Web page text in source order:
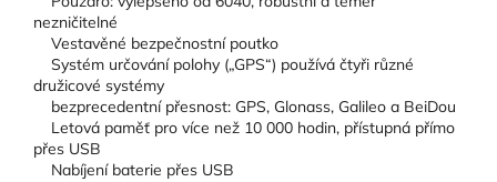
nezničitelné
Vestavěné bezpečnostní poutko
Systém určování polohy („GPS“) používá čtyři různé
družicové systémy
bezprecedentní přesnost: GPS, Glonass, Galileo a BeiDou
Letová paměť pro více než 10 000 hodin, přístupná přímo
přes USB
Nabíjení baterie přes USB